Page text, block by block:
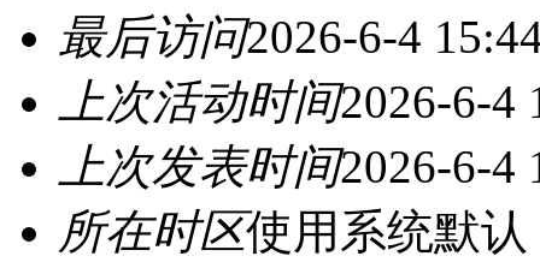
最后访问2026-6-4
上次活动时间2026-6-4
上次发表时间2026-6-4
所在时区使用系统默认